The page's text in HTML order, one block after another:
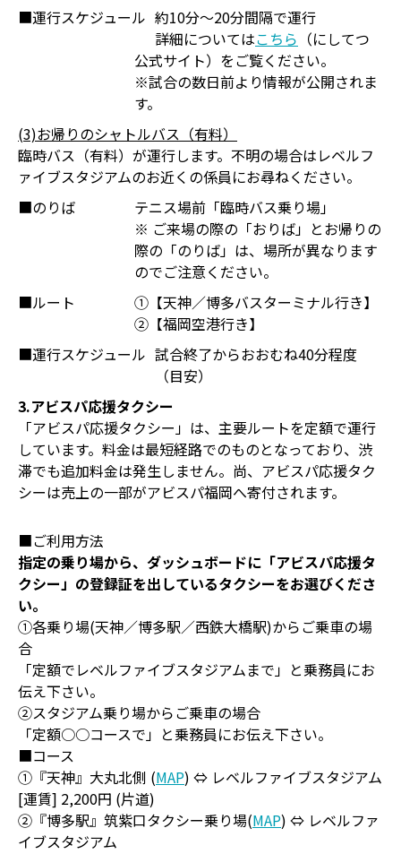
■運行スケジュール 約10分～20分間隔で運行
詳細についてはこちら （にしてつ
公式サイト）をご覧ください。
※試合の数日前より情報が公開されま
す。
(3)お帰りのシャトルバス（有料）
臨時バス（有料）が運行します。不明の場合はレベルフ
ァイブスタジアムのお近くの係員にお尋ねください。
■のりば
テニス場前「臨時バス乗り場」
※ ご来場の際の「おりば」とお帰りの
際の「のりば」は、場所が異なります
のでご注意ください。
■ルート
①【天神／博多バスターミナル行き】
②【福岡空港行き】
■運行スケジュール 試合終了からおおむね40分程度
（目安）
3.アビスパ応援タクシー
「アビスパ応援タクシー」は、主要ルートを定額で運行
しています。料金は最短経路でのものとなっており、渋
滞でも追加料金は発生しません。尚、アビスパ応援タク
シーは売上の一部がアビスパ福岡へ寄付されます。
■ご利用方法
指定の乗り場から、ダッシュボードに「アビスパ応援タ
クシー」の登録証を出しているタクシーをお選びくださ
い。
①各乗り場(天神／博多駅／西鉄大橋駅)からご乗車の場
合
「定額でレベルファイブスタジアムまで」と乗務員にお
伝え下さい。
②スタジアム乗り場からご乗車の場合
「定額○○コースで」と乗務員にお伝え下さい。
■コース
①『天神』大丸北側 (MAP) ⇔ レベルファイブスタジアム
[運賃] 2,200円 (片道)
②『博多駅』筑紫口タクシー乗り場(MAP) ⇔ レベルファ
イブスタジアム